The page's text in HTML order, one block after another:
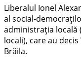
Liberalul Ionel
al social-
administrația locală
locali), care au
Brăila.